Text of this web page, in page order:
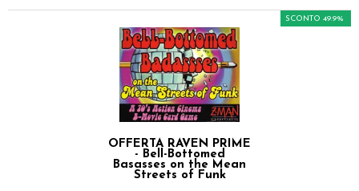
OFFERTA RAVEN PRIME
- Bell-Bottomed
Basasses on the Mean
Streets of Funk
SCONTO 49.9%